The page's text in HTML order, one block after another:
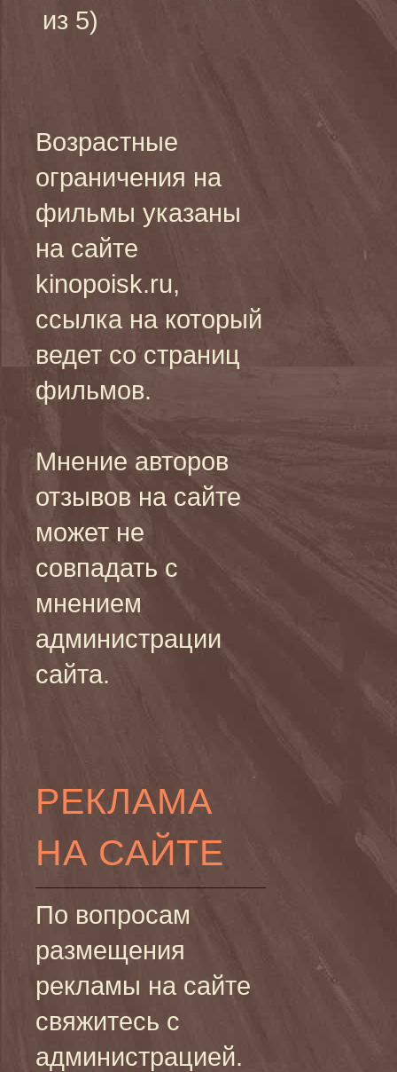
из 5)
Возрастные
ограничения на
фильмы указаны
на сайте
kinopoisk.ru,
ссылка на который
ведет со страниц
фильмов.
Мнение авторов
отзывов на сайте
может не
совпадать с
мнением
администрации
сайта.
РЕКЛАМА
НА САЙТЕ
По вопросам
размещения
рекламы на сайте
свяжитесь с
администрацией.